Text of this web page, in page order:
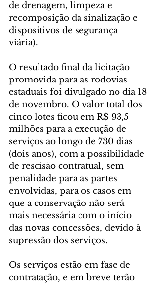
de drenagem, limpeza e
recomposição da sinalização e
dispositivos de segurança
viária).
O resultado final da licitação
promovida para as rodovias
estaduais foi divulgado no dia 18
de novembro. O valor total dos
cinco lotes ficou em R$ 93,5
milhões para a execução de
serviços ao longo de 730 dias
(dois anos), com a possibilidade
de rescisão contratual, sem
penalidade para as partes
envolvidas, para os casos em
que a conservação não será
mais necessária com o início
das novas concessões, devido à
supressão dos serviços.
Os serviços estão em fase de
contratação, e em breve terão